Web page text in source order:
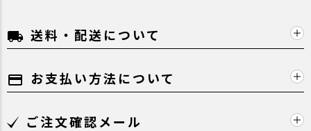
local_shipping 送料・配送について
payment お支払い方法について
ご注文確認メール